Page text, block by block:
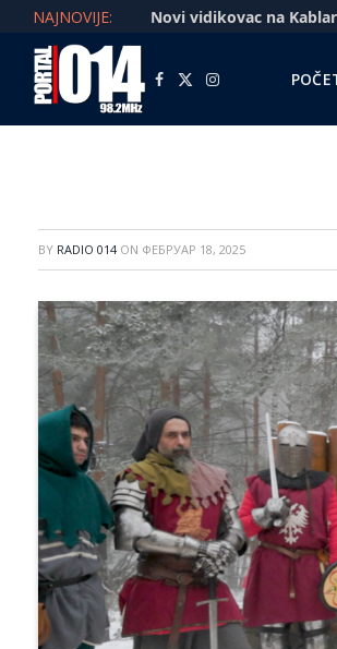
NAJNOVIJE:
Facebook
X
Instagram
BY RADIO 014 ON ФЕБРУАР 18, 2025